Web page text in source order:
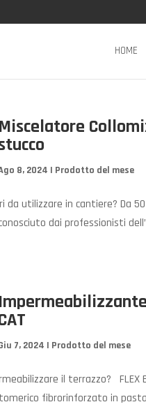
HOME
Miscelatore
8, 2024 | Prodotto del mese
da utilizzare in cantiere? Da
dai professionisti
7, 2024 | Prodotto del mese
il terrazzo? FLEX
fibrorinforzato in